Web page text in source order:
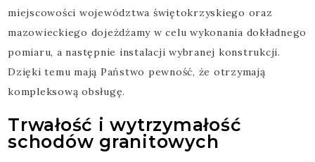
miejscowości województwa świętokrzyskiego oraz
mazowieckiego dojeżdżamy w celu wykonania dokładnego
pomiaru, a następnie instalacji wybranej konstrukcji.
Dzięki temu mają Państwo pewność, że otrzymają
kompleksową obsługę.
Trwałość i wytrzymałość
schodów granitowych